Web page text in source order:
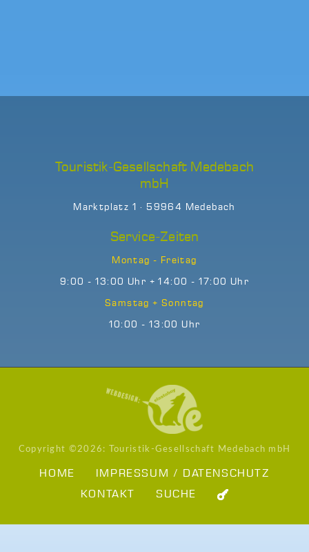
Touristik-Gesellschaft Medebach
mbH
Marktplatz 1 · 59964 Medebach
Service-Zeiten
Montag - Freitag
9:00 - 13:00 Uhr + 14:00 - 17:00 Uhr
Samstag + Sonntag
10:00 - 13:00 Uhr
Copyright ©2026: Touristik-Gesellschaft Medebach mbH
HOME
IMPRESSUM / DATENSCHUTZ
KONTAKT
SUCHE